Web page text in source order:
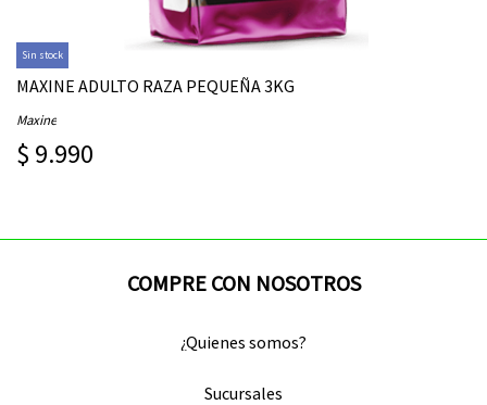
Sin stock
MAXINE ADULTO RAZA PEQUEÑA 3KG
Maxine
$ 9.990
COMPRE CON NOSOTROS
¿Quienes somos?
Sucursales